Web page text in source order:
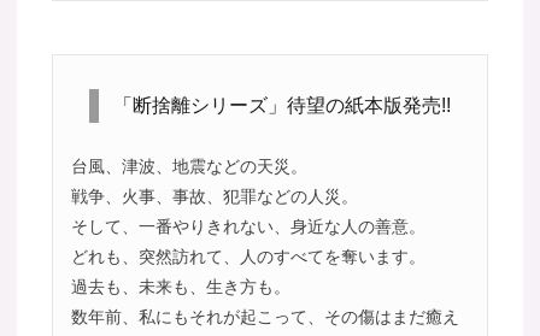
「断捨離シリーズ」待望の紙本版発売!!
台風、津波、地震などの天災。
戦争、火事、事故、犯罪などの人災。
そして、一番やりきれない、身近な人の善意。
どれも、突然訪れて、人のすべてを奪います。
過去も、未来も、生き方も。
数年前、私にもそれが起こって、その傷はまだ癒え